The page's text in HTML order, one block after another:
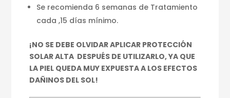
Se recomienda 6 semanas de Tratamiento
cada ,15 días mínimo.
¡NO SE DEBE OLVIDAR APLICAR PROTECCIÓN
SOLAR ALTA DESPUÉS DE UTILIZARLO, YA QUE
LA PIEL QUEDA MUY EXPUESTA A LOS EFECTOS
DAÑINOS DEL SOL!